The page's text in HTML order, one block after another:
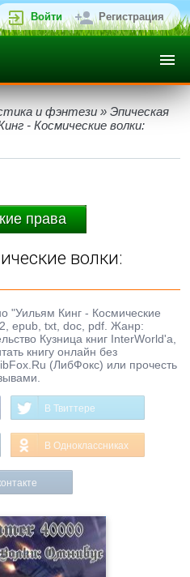
Войти Регистрация
и фэнтези » Эпическая
- Космические волки:
права
волки:
"Уильям Кинг - Космические
epub, txt, doc, pdf. Жанр:
Кузница книг InterWorld'а,
книгу онлайн без
(ЛибФокс) или прочесть
В Твиттере
В Одноклассниках